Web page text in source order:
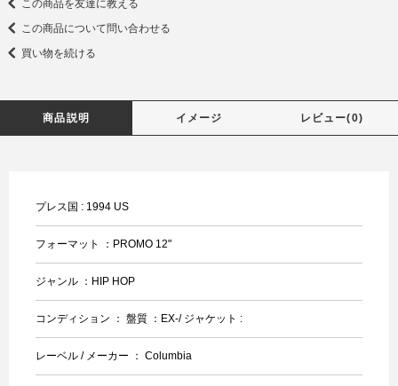
この商品を友達に教える
この商品について問い合わせる
買い物を続ける
商品説明 イメージ レビュー(0)
プレス国 : 1994 US
フォーマット ：PROMO 12"
ジャンル ：HIP HOP
コンディション ： 盤質 ：EX-/ ジャケット :
レーベル / メーカー ： Columbia